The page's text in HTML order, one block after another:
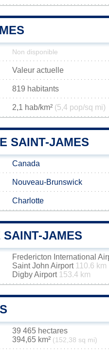
Non disponible
Valeur actuelle
819 habitants
2,1 hab/km² (5,4 pop/sq mi)
SAINT-JAMES
Canada
Nouveau-Brunswick
Charlotte
SAINT-JAMES
Fredericton International
Saint John Airport 110.6 km
Digby Airport 153.4 km
39 465 hectares
394,65 km² (152,38 sq mi)